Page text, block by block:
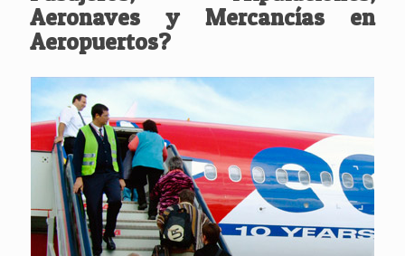
Aeronaves y Mercancías en
Aeropuertos?